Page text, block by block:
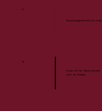
4
Accompagnement sur
5
Frais de 1er équipement
pris en charge